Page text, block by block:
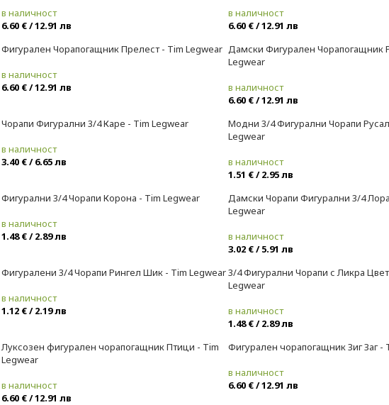
в наличност
6.60 € / 12.91 лв
в наличност
6.60 € / 12.91 лв
Фигурален Чорапогащник Прелест - Tim Legwear
в наличност
6.60 € / 12.91 лв
Дамски Фигурален Чорапогащник
Legwear
в наличност
6.60 € / 12.91 лв
Чорапи Фигурални 3/4 Каре - Tim Legwear
в наличност
3.40 € / 6.65 лв
Модни 3/4 Фигурални Чорапи
Legwear
в наличност
1.51 € / 2.95 лв
Фигурални 3/4 Чорапи Корона - Tim Legwear
в наличност
1.48 € / 2.89 лв
Дамски Чорапи Фигурални 3/4
Legwear
в наличност
3.02 € / 5.91 лв
Фигуралени 3/4 Чорапи Рингел Шик - Tim Legwear
в наличност
1.12 € / 2.19 лв
3/4 Фигурални Чорапи с Ликра
Legwear
в наличност
1.48 € / 2.89 лв
Луксозен фигурален чорапогащник Птици - Tim
Legwear
в наличност
6.60 € / 12.91 лв
Фигурален чорапогащник Зиг Заг -
в наличност
6.60 € / 12.91 лв